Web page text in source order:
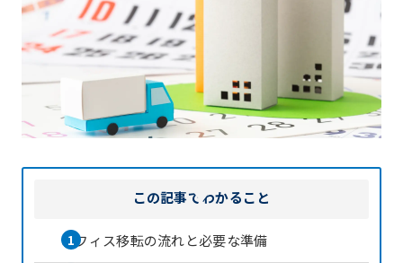
この記事で わかること
オフィス移転の流れと必要な準備